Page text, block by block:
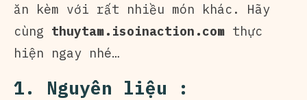
ăn kèm với rất nhiều món khác. Hãy
cùng thuytam.isoinaction.com thực
hiện ngay nhé…
1. Nguyên liệu :